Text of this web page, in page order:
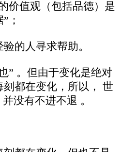
价值观（包括品德）是
；
的人寻求帮助。
” 。但由于变化是绝对
都在变化，所以， 世
没有不进不退 。